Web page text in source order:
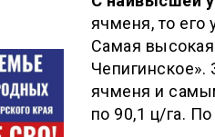
ячменя, то
Самая
ячменя и
по 90,1 ц/га.